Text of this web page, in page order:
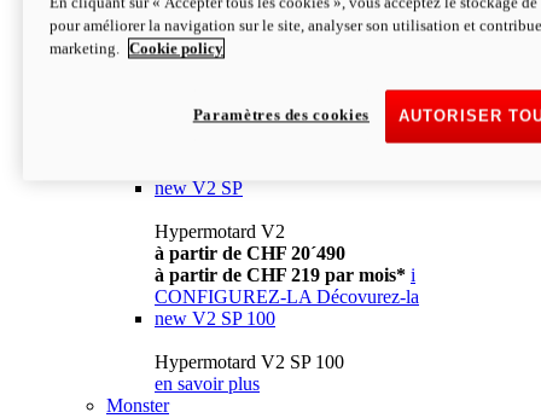
à partir de CHF 13´990 i
CONFIGUREZ-LA Décovurez-la
newV2
à partir de CHF 15´990
à partir de CHF 169 par mois* i
new V2 SP
Hypermotard V2
à partir de CHF 20´490
à partir de CHF 219 par mois* i
CONFIGUREZ-LA Décovurez-la
new V2 SP 100
Hypermotard V2 SP 100
en savoir plus
Monster
pour améliorer la navigation sur le site, analyser son utilisation et
marketing.
Cookie policy
AUTORISER
Paramètres des cookies